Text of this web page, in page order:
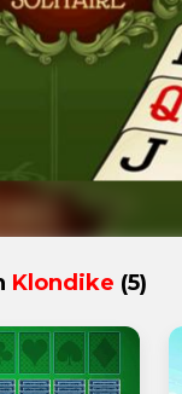
Klondike (5)